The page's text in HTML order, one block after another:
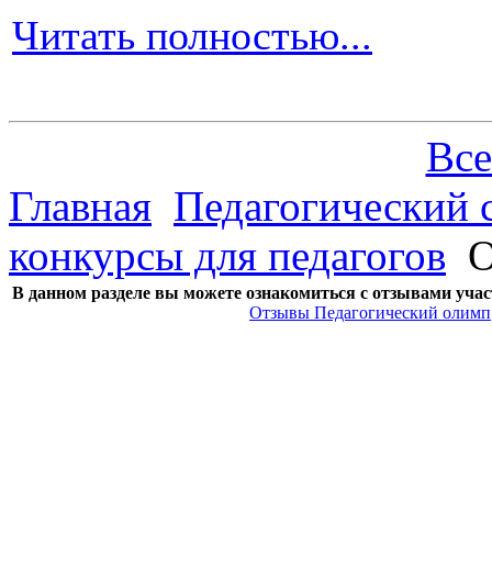
Читать полностью...
Главная
конкурсы для педагогов
В данном разделе вы можете ознакомиться с отзывами
Отзывы Педагогический олимп